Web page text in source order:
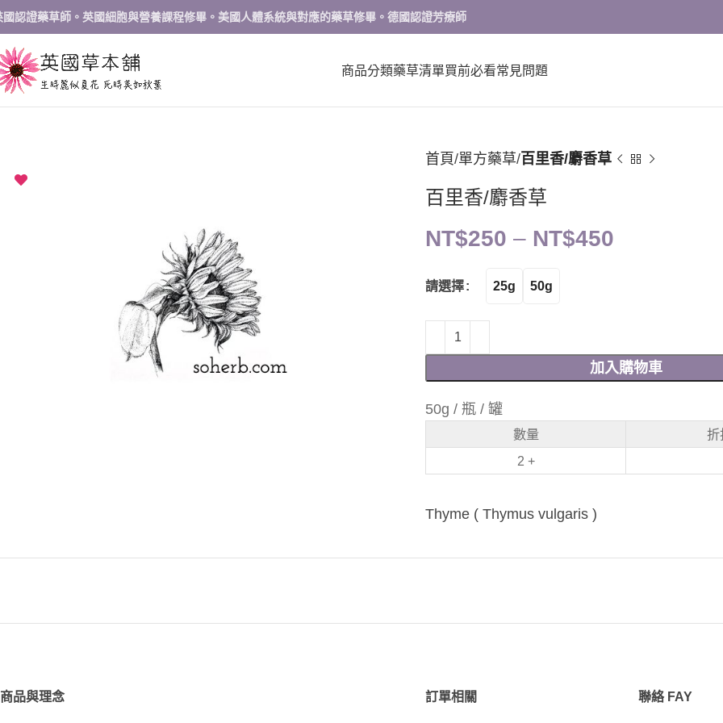
國認證藥草師。英國細胞與營養課程修畢。美國人體系統與對應的藥草修畢。德國認證芳療師
商品分類藥草清單買前必看常見問題
首頁 單方藥草 百里香/麝香草
百里香/麝香草
NT$250 – NT$450
請選擇 25g 50g
加入購物車
50g / 瓶 / 罐
數量
折
2 +
Thyme ( Thymus vulgaris )
商品與理念 訂單相關 聯絡 FAY